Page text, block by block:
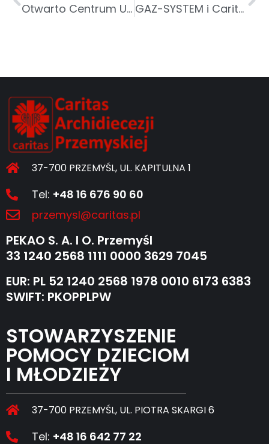
Otwarto Centrum Usług Senioralnych w Sanoku GAZ-SYSTEM i Caritas wsparły 1600 seniorów
37-700 PRZEMYŚL, UL. KAPITULNA 1
Tel: +48 16 676 90 60
przemysl@caritas.pl
PEKAO S. A. I O. Przemyśl
33 1240 2568 1111 0000 3629 7045
EUR: PL 52 1240 2568 1978 0010 6173 6383
SWIFT: PKOPPLPW
STOWARZYSZENIE
POMOCY DZIECIOM
I MŁODZIEŻY
37-700 PRZEMYŚL, UL. PIOTRA SKARGI 6
Tel: +48 16 642 77 22